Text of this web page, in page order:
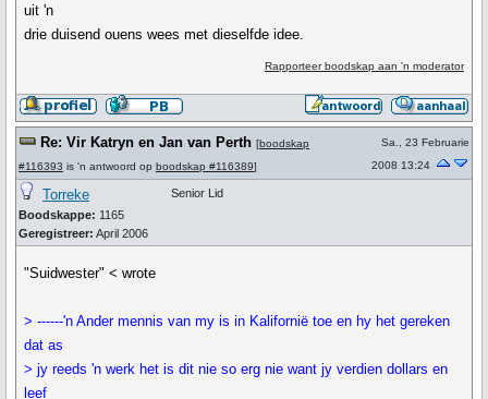
uit 'n
drie duisend ouens wees met dieselfde idee.
Rapporteer boodskap aan 'n moderator
Re: Vir Katryn en Jan van Perth [boodskap
#116393 is 'n antwoord op boodskap #116389]
Sa., 23 Februarie
2008 13:24
Torreke
Boodskappe: 1165
Geregistreer: April 2006
Senior Lid
"Suidwester" < wrote
> ------'n Ander mennis van my is in Kalifornië toe en hy het gereken
dat as
> jy reeds 'n werk het is dit nie so erg nie want jy verdien dollars en
leef